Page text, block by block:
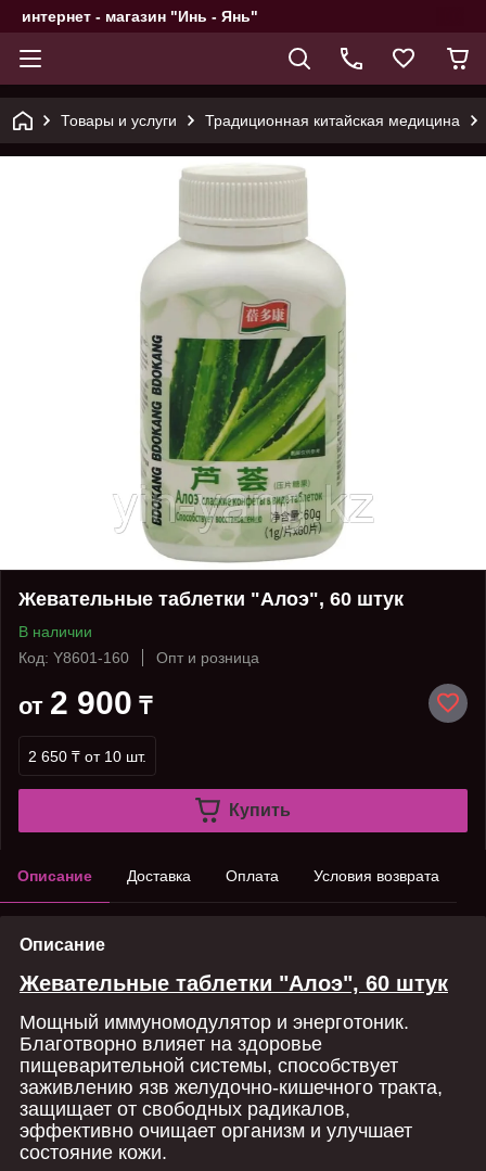
интернет - магазин "Инь - Янь"
Товары и услуги Традиционная китайская медицина
Жевательные таблетки "Алоэ", 60 штук
В наличии
Код: Y8601-160
Опт и розница
от 2 900 ₸
2 650 ₸ от 10 шт.
Купить
Описание Доставка Оплата Условия возврата
Описание
Жевательные таблетки "Алоэ", 60 штук
Мощный иммуномодулятор и энерготоник.
Благотворно влияет на здоровье
пищеварительной системы, способствует
заживлению язв желудочно-кишечного тракта,
защищает от свободных радикалов,
эффективно очищает организм и улучшает
состояние кожи.